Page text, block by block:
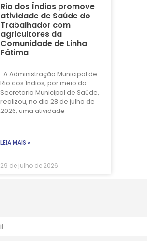
Rio dos Índios promove
atividade de Saúde do
Trabalhador com
agricultores da
Comunidade de Linha
Fátima
A Administração Municipal de
Rio dos Índios, por meio da
Secretaria Municipal de Saúde,
realizou, no dia 28 de julho de
2026, uma atividade
LEIA MAIS »
29 de julho de 2026